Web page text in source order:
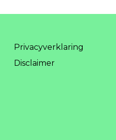
Privacyverklaring
Disclaimer